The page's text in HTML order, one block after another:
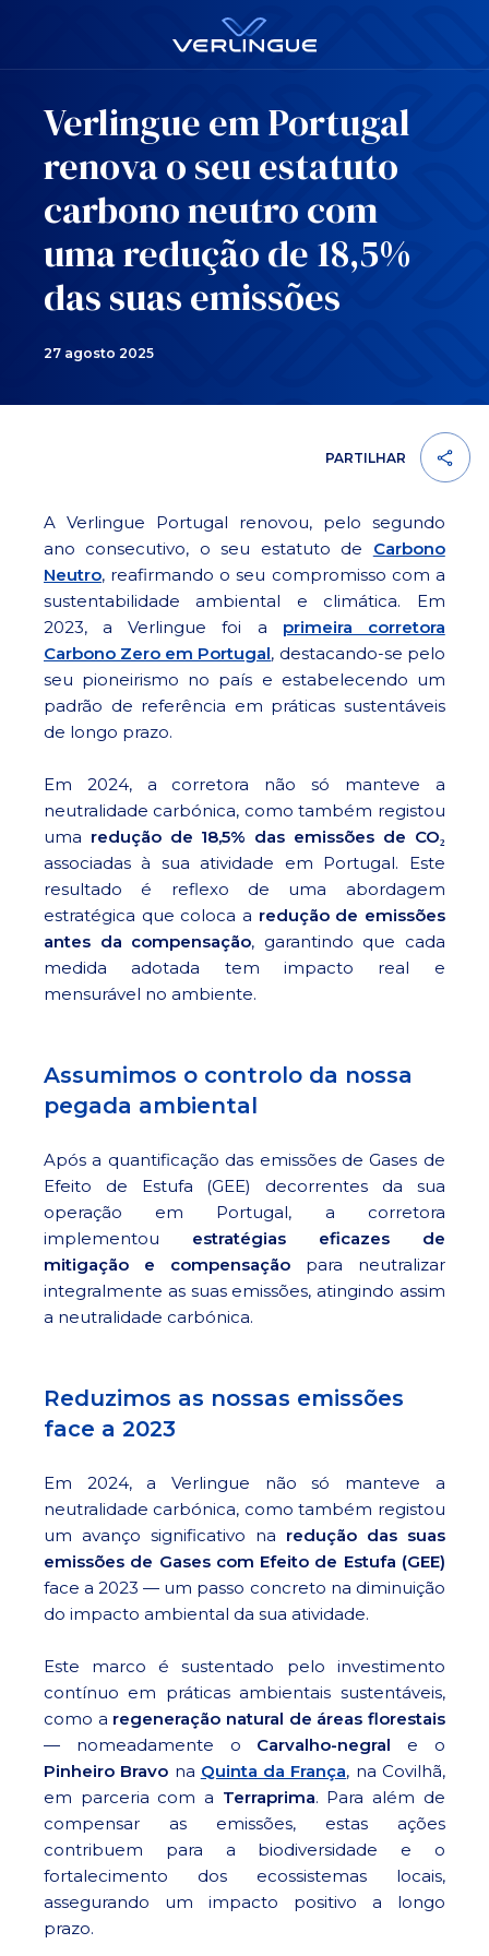
Verlingue em Portugal
renova o seu estatuto
carbono neutro com
uma redução de 18,5%
das suas emissões
27 agosto 2025
PARTILHAR
A Verlingue Portugal renovou, pelo segundo
ano consecutivo, o seu estatuto de Carbono
Neutro, reafirmando o seu compromisso com a
sustentabilidade ambiental e climática. Em
2023, a Verlingue foi a primeira corretora
Carbono Zero em Portugal, destacando-se pelo
seu pioneirismo no país e estabelecendo um
padrão de referência em práticas sustentáveis
de longo prazo.
Em 2024, a corretora não só manteve a
neutralidade carbónica, como também registou
uma redução de 18,5% das emissões de CO₂
associadas à sua atividade em Portugal. Este
resultado é reflexo de uma abordagem
estratégica que coloca a redução de emissões
antes da compensação, garantindo que cada
medida adotada tem impacto real e
mensurável no ambiente.
Assumimos o controlo da nossa
pegada ambiental
Após a quantificação das emissões de Gases de
Efeito de Estufa (GEE) decorrentes da sua
operação em Portugal, a corretora
implementou estratégias eficazes de
mitigação e compensaçãopara neutralizar
integralmente as suas emissões, atingindo assim
a neutralidade carbónica.
Reduzimos as nossas emissões
face a 2023
Em 2024, a Verlingue não só manteve a
neutralidade carbónica, como também registou
um avanço significativo na redução das suas
emissões de Gases com Efeito de Estufa (GEE)
face a 2023 — um passo concreto na diminuição
do impacto ambiental da sua atividade.
Este marco é sustentado pelo investimento
contínuo em práticas ambientais sustentáveis,
como a regeneração natural de áreas florestais
— nomeadamente o Carvalho-negral e o
Pinheiro Bravo na Quinta da França, na Covilhã,
em parceria com a Terraprima. Para além de
compensar as emissões, estas ações
contribuem para a biodiversidade e o
fortalecimento dos ecossistemas locais,
assegurando um impacto positivo a longo
prazo.